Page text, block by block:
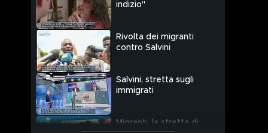
indizio"
Rivolta dei migranti
contro Salvini
Salvini, stretta sugli
immigrati
Migranti, la stretta di